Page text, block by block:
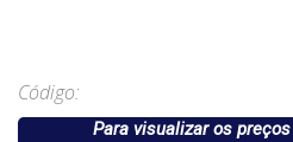
Código:
Para visualizar os preços